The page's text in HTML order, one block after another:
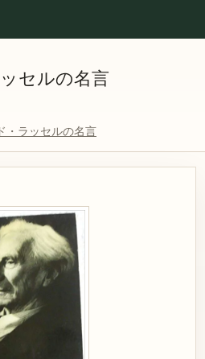
セルの名言
・ラッセルの名言